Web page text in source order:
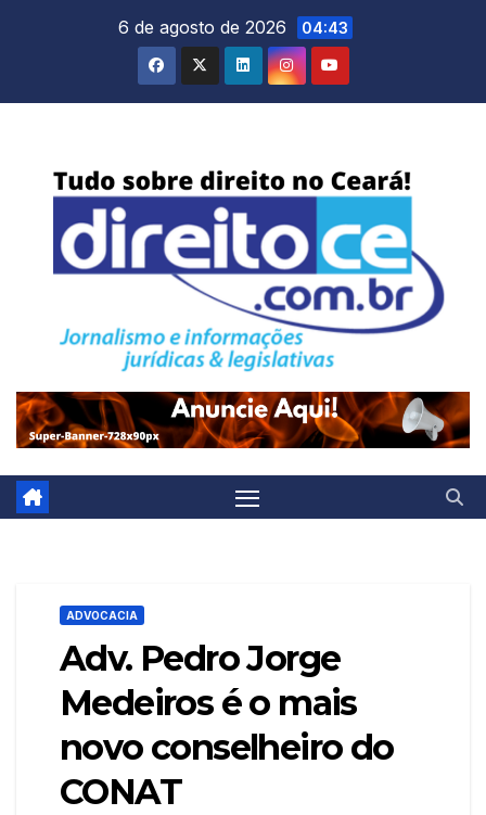
6 de agosto de 2026 04:43
ADVOCACIA
Adv. Pedro Jorge
Medeiros é o mais
novo conselheiro do
CONAT